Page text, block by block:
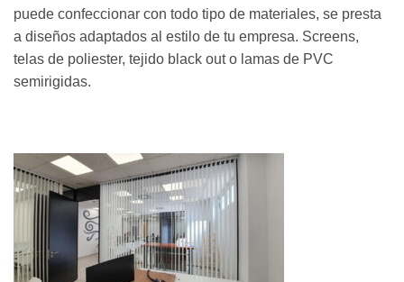
puede confeccionar con todo tipo de materiales, se presta
a diseños adaptados al estilo de tu empresa. Screens,
telas de poliester, tejido black out o lamas de PVC
semirigidas.